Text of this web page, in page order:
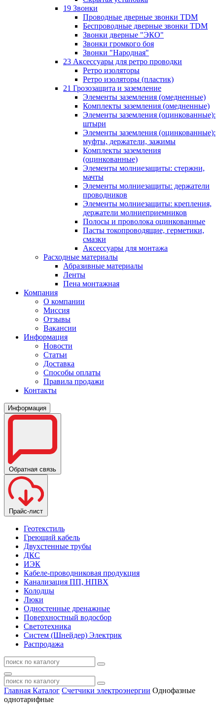
19 Звонки
Проводные дверные звонки TDM
Беспроводные дверные звонки TDM
Звонки дверные "ЭКО"
Звонки громкого боя
Звонки "Народная"
23 Аксессуары для ретро проводки
Ретро изоляторы
Ретро изоляторы (пластик)
21 Грозозащита и заземление
Элементы заземления (омедненные)
Комплекты заземления (омедненные)
Элементы заземления (оцинкованные):
штыри
Элементы заземления (оцинкованные):
муфты, держатели, зажимы
Комплекты заземления
(оцинкованные)
Элементы молниезащиты: стержни,
мачты
Элементы молниезащиты: держатели
проводников
Элементы молниезащиты: крепления,
держатели молниеприемников
Полосы и проволока оцинкованные
Пасты токопроводящие, герметики,
смазки
Аксессуары для монтажа
Расходные материалы
Абразивные материалы
Ленты
Пена монтажная
Компания
О компании
Миссия
Отзывы
Вакансии
Информация
Новости
Статьи
Доставка
Способы оплаты
Правила продажи
Контакты
Информация
Обратная связь
Прайс-лист
Геотекстиль
Греющий кабель
Двухстенные трубы
ДКС
ИЭК
Кабеле-проводниковая продукция
Канализация ПП, НПВХ
Колодцы
Люки
Одностенные дренажные
Поверхностный водосбор
Светотехника
Систем (Шнейдер) Электрик
Распродажа
Главная Каталог Счетчики электроэнергии Однофазные
однотарифные